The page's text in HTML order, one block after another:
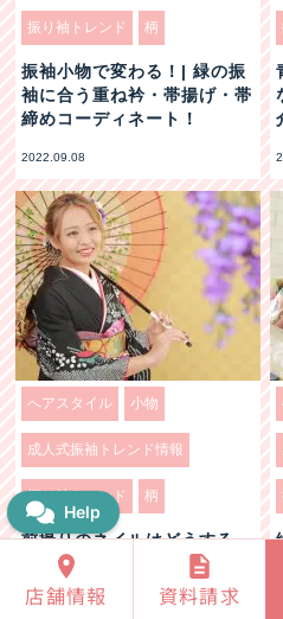
振り袖トレンド 柄
振袖小物で変わる！| 緑の振
袖に合う重ね衿・帯揚げ・帯
締めコーディネート！
2022.09.08
へアスタイル 小物
成人式振袖トレンド情報
振り袖トレンド 柄
前撮りのネイルはどうする
の？写真で爪の写り方をチェ
ックしよう！
店舗情報 資料請求